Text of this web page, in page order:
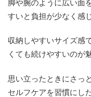
脚や腕のように広い面
すいと負担が少なく感
収納しやすいサイズ感
くても続けやすいのが
思い立ったときにさっ
セルフケアを習慣にし